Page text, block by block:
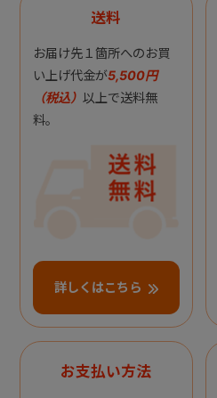
送料
お届け先１箇所へのお買
い上げ代金が5,500円
（税込） 以上で送料無
料。
詳しくはこちら
お支払い方法